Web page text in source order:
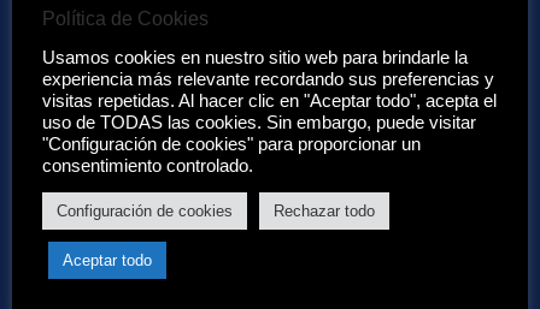
Enlaces de interés:
Acerca de nosotros
Condiciones de Eurotenerife:
Política de Cookies
Usamos cookies en nuestro sitio web para brindarle la
experiencia más relevante recordando sus preferencias y
visitas repetidas. Al hacer clic en "Aceptar todo", acepta el
uso de TODAS las cookies. Sin embargo, puede visitar
"Configuración de cookies" para proporcionar un
consentimiento controlado.
Configuración de cookies Rechazar todo
Aceptar todo